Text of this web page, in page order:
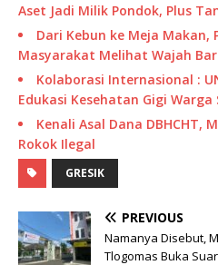
Aset Jadi Milik Pondok, Plus
Dari Kebun ke Meja Makan,
Masyarakat Melihat Wajah
Kolaborasi Internasional :
Edukasi Kesehatan Gigi Warga
Kenali Asal Dana DBHCHT,
Rokok Ilegal
GRESIK
PREVIOUS
Namanya Disebut,
Tlogomas Buka